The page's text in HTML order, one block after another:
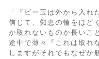
「『ビー玉は外から入れ
信じて、知恵の輪をほど
か取れないものか長いこ
途中で薄々『これは取れ
しますがそれでもなぜか